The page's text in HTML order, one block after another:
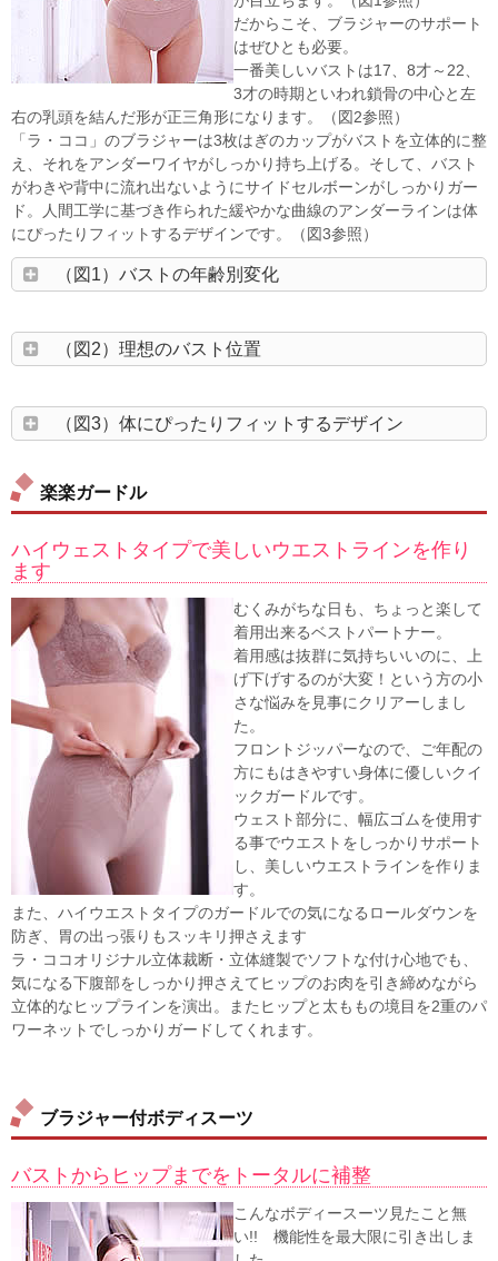
だからこそ、ブラジャーのサポート
はぜひとも必要。
一番美しいバストは17、8才～22、
3才の時期といわれ鎖骨の中心と左
右の乳頭を結んだ形が正三角形になります。（図2参照）
「ラ・ココ」のブラジャーは3枚はぎのカップがバストを立体的に整
え、それをアンダーワイヤがしっかり持ち上げる。そして、バスト
がわきや背中に流れ出ないようにサイドセルボーンがしっかりガー
ド。人間工学に基づき作られた緩やかな曲線のアンダーラインは体
にぴったりフィットするデザインです。（図3参照）
（図1）バストの年齢別変化
（図2）理想のバスト位置
（図3）体にぴったりフィットするデザイン
楽楽ガードル
ハイウェストタイプで美しいウエストラインを作り
ます
むくみがちな日も、ちょっと楽して
着用出来るベストパートナー。
着用感は抜群に気持ちいいのに、上
げ下げするのが大変！という方の小
さな悩みを見事にクリアーしまし
た。
フロントジッパーなので、ご年配の
方にもはきやすい身体に優しいクイ
ックガードルです。
ウェスト部分に、幅広ゴムを使用す
る事でウエストをしっかりサポート
し、美しいウエストラインを作りま
す。
また、ハイウエストタイプのガードルでの気になるロールダウンを
防ぎ、胃の出っ張りもスッキリ押さえます
ラ・ココオリジナル立体裁断・立体縫製でソフトな付け心地でも、
気になる下腹部をしっかり押さえてヒップのお肉を引き締めながら
立体的なヒップラインを演出。またヒップと太ももの境目を2重のパ
ワーネットでしっかりガードしてくれます。
ブラジャー付ボディスーツ
バストからヒップまでをトータルに補整
こんなボディースーツ見たこと無
い!! 機能性を最大限に引き出しま